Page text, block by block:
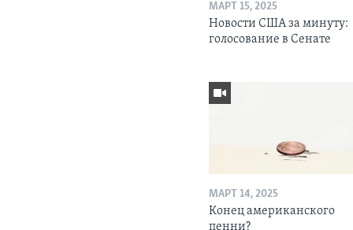
МАРТ 15, 2025
Новости США за минуту:
голосование в Сенате
МАРТ 14, 2025
Конец американского
пенни?